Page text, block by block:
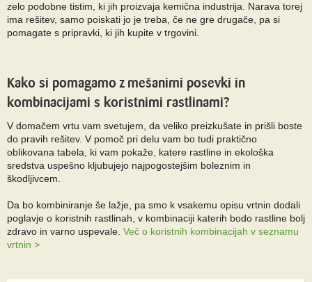
zelo podobne tistim, ki jih proizvaja kemična industrija. Narava torej
ima rešitev, samo poiskati jo je treba, če ne gre drugače, pa si
pomagate s pripravki, ki jih kupite v trgovini.
Kako si pomagamo z mešanimi posevki in
kombinacijami s koristnimi rastlinami?
V domačem vrtu vam svetujem, da veliko preizkušate in prišli boste
do pravih rešitev. V pomoč pri delu vam bo tudi praktično
oblikovana tabela, ki vam pokaže, katere rastline in ekološka
sredstva uspešno kljubujejo najpogostejšim boleznim in
škodljivcem.
Da bo kombiniranje še lažje, pa smo k vsakemu opisu vrtnin dodali
poglavje o koristnih rastlinah, v kombinaciji katerih bodo rastline bolj
zdravo in varno uspevale. Več o koristnih kombinacijah v seznamu
vrtnin >